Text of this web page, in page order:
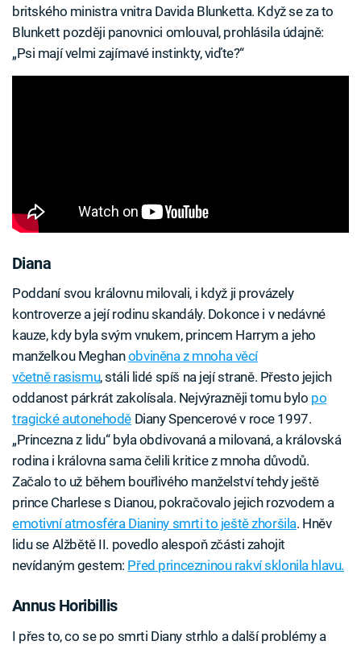
britského ministra vnitra Davida Blunketta. Když se za to
Blunkett později panovnici omlouval, prohlásila údajně:
„Psi mají velmi zajímavé instinkty, viďte?“
Diana
Poddaní svou královnu milovali, i když ji provázely
kontroverze a její rodinu skandály. Dokonce i v nedávné
kauze, kdy byla svým vnukem, princem Harrym a jeho
manželkou Meghanobviněna z mnoha věcí
včetně rasismu, stáli lidé spíš na její straně. Přesto jejich
oddanost párkrát zakolísala. Nejvýrazněji tomu bylo po
tragické autonehoděDiany Spencerové v roce 1997.
„Princezna z lidu“ byla obdivovaná a milovaná, a královská
rodina i královna sama čelili kritice z mnoha důvodů.
Začalo to už během bouřlivého manželství tehdy ještě
prince Charlese s Dianou, pokračovalo jejich rozvodem a
emotivní atmosféra Dianiny smrti to ještě zhoršila. Hněv
lidu se Alžbětě II. povedlo alespoň zčásti zahojit
nevídaným gestem: Před princezninou rakví sklonila hlavu.
Annus Horibillis
I přes to, co se po smrti Diany strhlo a další problémy a